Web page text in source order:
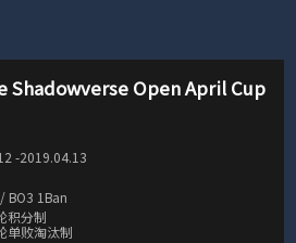
Shadowverse Open April Cup
-2019.04.13
BO3 1Ban
积分制
单败淘汰制